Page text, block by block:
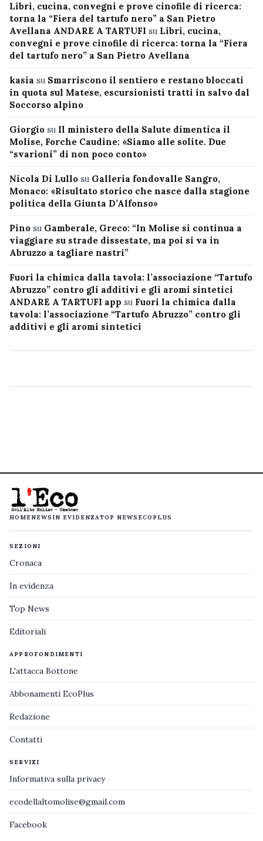
Libri, cucina, convegni e prove cinofile di ricerca:
torna la “Fiera del tartufo nero” a San Pietro
Avellana ANDARE A TARTUFI su Libri, cucina,
convegni e prove cinofile di ricerca: torna la “Fiera
del tartufo nero” a San Pietro Avellana
kasia su Smarriscono il sentiero e restano bloccati
in quota sul Matese, escursionisti tratti in salvo dal
Soccorso alpino
Giorgio su Il ministero della Salute dimentica il
Molise, Forche Caudine: «Siamo alle solite. Due
“svarioni” di non poco conto»
Nicola Di Lullo su Galleria fondovalle Sangro,
Monaco: «Risultato storico che nasce dalla stagione
politica della Giunta D’Alfonso»
Pino su Gamberale, Greco: “In Molise si continua a
viaggiare su strade dissestate, ma poi si va in
Abruzzo a tagliare nastri”
Fuori la chimica dalla tavola: l’associazione “Tartufo
Abruzzo” contro gli additivi e gli aromi sintetici
ANDARE A TARTUFI app su Fuori la chimica dalla
tavola: l’associazione “Tartufo Abruzzo” contro gli
additivi e gli aromi sintetici
HOMENEWS IN EVIDENZATOP NEWS ECOPLUS
SEZIONI
Cronaca
In evidenza
Top News
Editoriali
APPROFONDIMENTI
L'attacca Bottone
Abbonamenti EcoPlus
Redazione
Contatti
SERVIZI
Informativa sulla privacy
ecodellaltomolise@gmail.com
Facebook